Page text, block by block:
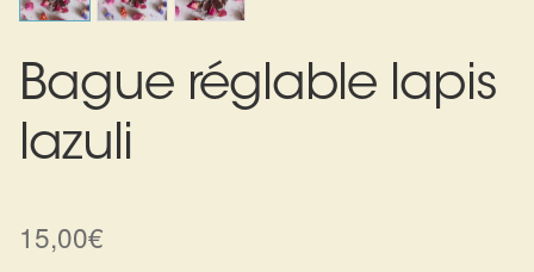
Harmonisation des lieux
Soin beauté
Sels de bain
Bague réglable lapis
lazuli
15,00€